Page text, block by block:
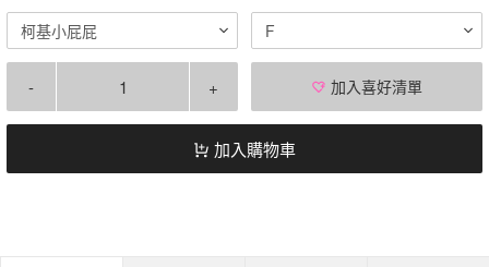
柯基小屁屁 F
- + 加入喜好清單
加入購物車